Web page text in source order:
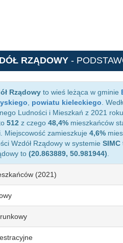
RZĄDOWY -
Rządowy to wieś leżąca w gminie
powiatu kieleckiego .
Ludności i Mieszkań z 2021
512 z czego 48,4% mieszkańców
Miejscowość zamieszkuje 4,6%
Wzdół Rządowy w systemie SIMC
to (20.863889, 50.981944)
(2021)